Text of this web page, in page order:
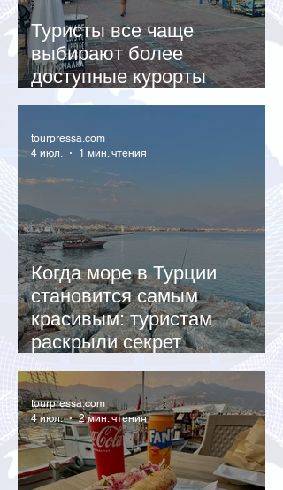
Туристы все чаще
выбирают более
доступные курорты
Антальи
Когда море в Турции
становится самым
красивым: туристам
раскрыли секрет
бирюзовой воды
tourpressa.com
4 июл.
1 мин. чтения
tourpressa.com
4 июл.
2 мин. чтения